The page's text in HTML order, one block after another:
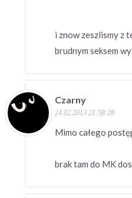
i znow zeszlismy z
brudnym seksem
Czarny
24.02.2013 21:58:28
Mimo całego
brak tam do MK